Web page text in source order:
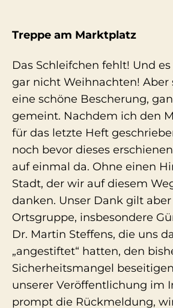
Treppe am Marktplatz
Das Schleifchen fehlt! Und
gar nicht Weihnachten! Aber
eine schöne Bescherung,
gemeint. Nachdem ich den
für das letzte Heft
noch bevor dieses
auf einmal da. Ohne einen
Stadt, der wir auf diesem
danken. Unser Dank gilt
Ortsgruppe, insbesondere
Dr. Martin Steffens, die uns
„angestiftet“ hatten, den
Sicherheitsmangel
unserer Veröffentlichung im
prompt die Rückmeldung,